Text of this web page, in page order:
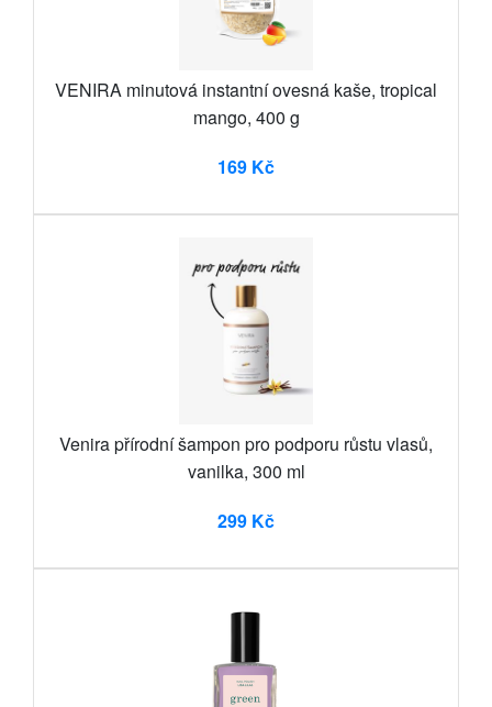
VENIRA minutová instantní ovesná kaše, tropical
mango, 400 g
169 Kč
Venira přírodní šampon pro podporu růstu vlasů,
vanilka, 300 ml
299 Kč